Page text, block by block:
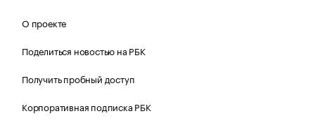
О проекте
Поделиться новостью на РБК
Получить пробный доступ
Корпоративная подписка РБК